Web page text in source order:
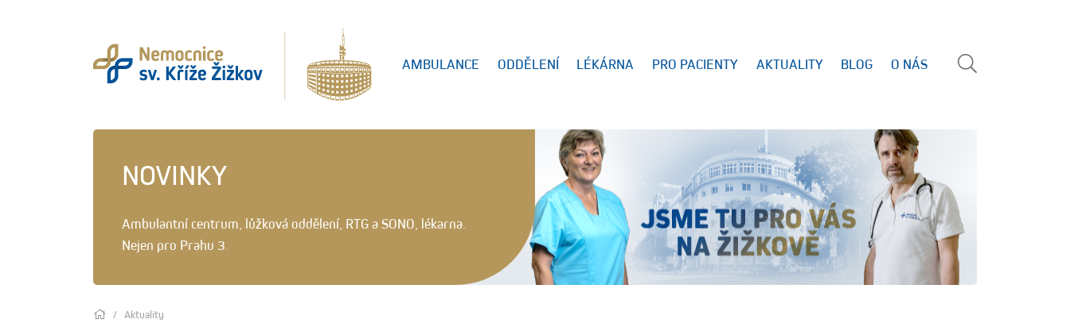
AMBULANCE ODDĚLENÍ LÉKÁRNA PRO PACIENTY AKTUALITY BLOG O NÁS
NOVINKY
Ambulantní centrum, lůžková oddělení, RTG a SONO, lékarna.
Nejen pro Prahu 3.
Aktuality